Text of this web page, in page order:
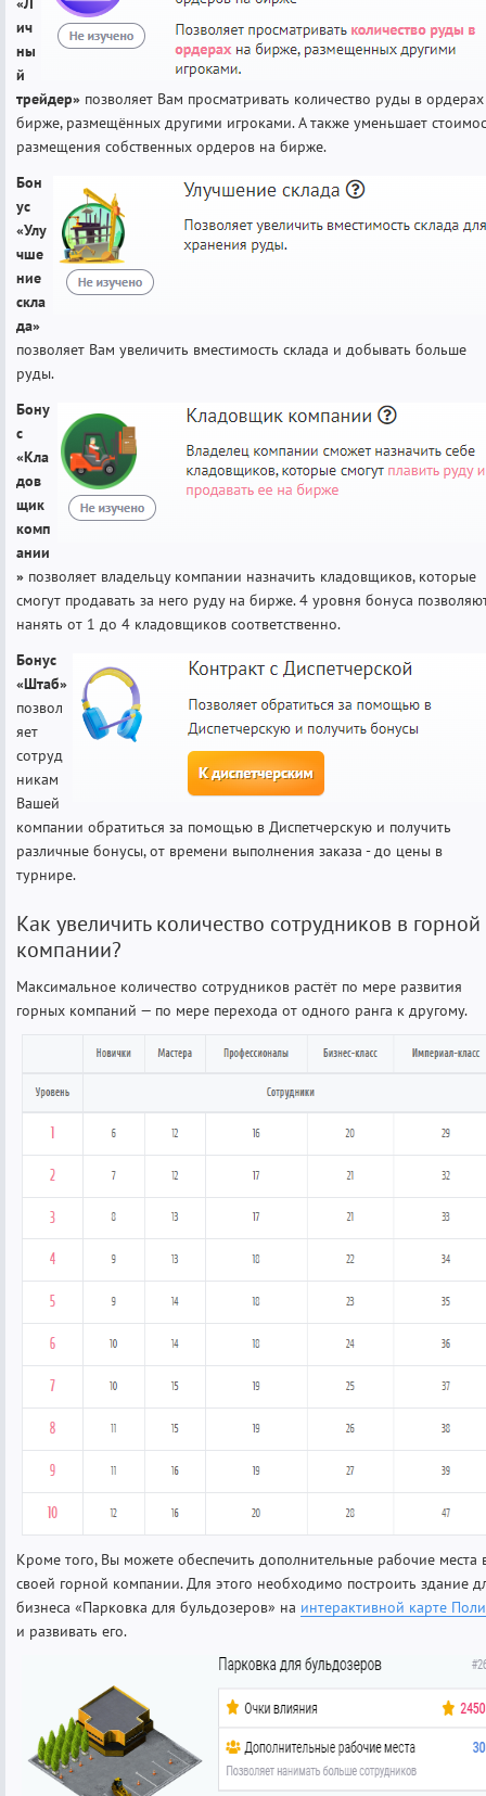
ич
ны
й
трейдер» позволяет Вам просматривать количество руды в
бирже, размещённых другими игроками. А также уменьшает
размещения собственных ордеров на бирже.
Бон
ус
«Улу
чше
ние
скла
да»
позволяет Вам увеличить вместимость склада и добывать больше
руды.
Бону
с
«Кла
дов
щик
комп
ании
» позволяет владельцу компании назначить кладовщиков, которые
смогут продавать за него руду на бирже. 4 уровня бонуса
нанять от 1 до 4 кладовщиков соответственно.
Бонус
«Штаб»
позвол
яет
сотруд
никам
Вашей
компании обратиться за помощью в Диспетчерскую и получить
различные бонусы, от времени выполнения заказа - до цены в
турнире.
Как увеличить количество сотрудников в горной
компании?
Максимальное количество сотрудников растёт по мере развития
горных компаний — по мере перехода от одного ранга к другому.
Кроме того, Вы можете обеспечить дополнительные рабочие места
своей горной компании. Для этого необходимо построить здание
бизнеса «Парковка для бульдозеров» на интерактивной карте
и развивать его.